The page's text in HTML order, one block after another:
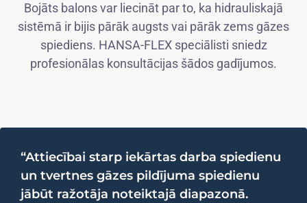
Bojāts balons var liecināt par to, ka hidrauliskajā
sistēmā ir bijis pārāk augsts vai pārāk zems gāzes
spiediens. HANSA-FLEX speciālisti sniedz
profesionālas konsultācijas šādos gadījumos.
“Attiecībai starp iekārtas darba spiedienu
un tvertnes gāzes pildījuma spiedienu
jābūt ražotāja noteiktajā diapazonā.